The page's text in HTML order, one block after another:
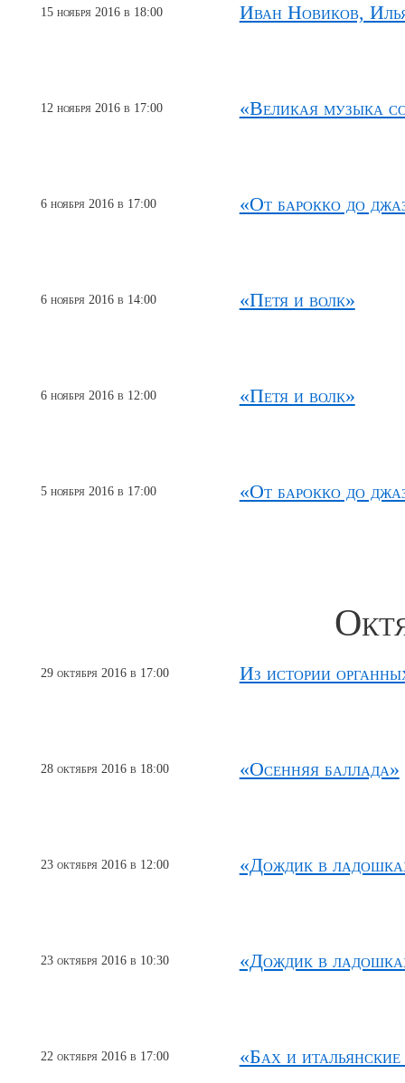
15 ноября 2016 в 18:00 Иван Новиков,
12 ноября 2016 в 17:00 «Великая музыка
6 ноября 2016 в 17:00 «От барокко до
6 ноября 2016 в 14:00 «Петя и волк»
6 ноября 2016 в 12:00 «Петя и волк»
5 ноября 2016 в 17:00 «От барокко до
29 октября 2016 в 17:00 Из истории
28 октября 2016 в 18:00 «Осенняя баллада»
23 октября 2016 в 12:00 «Дождик в
23 октября 2016 в 10:30 «Дождик в
22 октября 2016 в 17:00 «Бах и